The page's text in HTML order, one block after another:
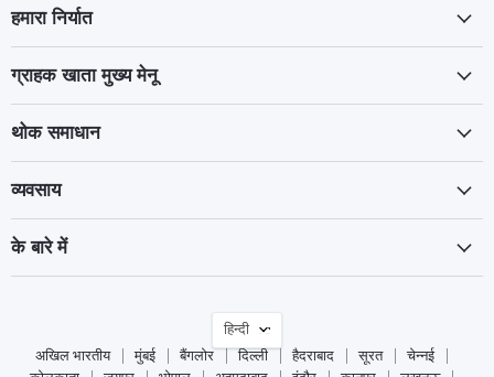
हमारा निर्यात
ग्राहक खाता मुख्य मेनू
थोक समाधान
व्यवसाय
के बारे में
भाषा
हिन्दी
अखिल भारतीय
मुंबई बैंगलोर दिल्ली हैदराबाद सूरत
चेन्नई